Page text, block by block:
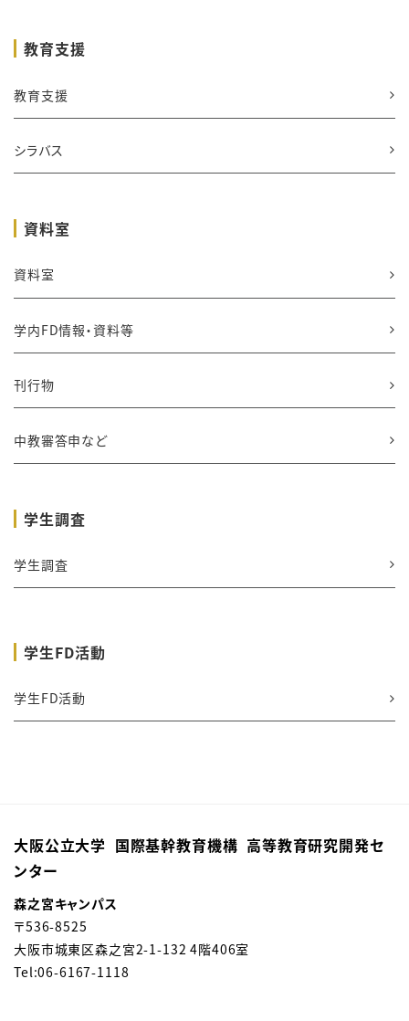
教育支援
教育支援
シラバス
資料室
資料室
学内FD情報・資料等
刊行物
中教審答申など
学生調査
学生調査
学生FD活動
学生FD活動
大阪公立大学 国際基幹教育機構 高等教育研究開発セ
ンター
森之宮キャンパス
〒536-8525
大阪市城東区森之宮2-1-132 4階406室
Tel:06-6167-1118